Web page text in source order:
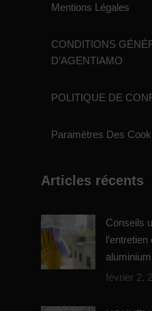
Mentions Légales
CONDITIONS
D’AGENTIAMO
POLITIQUE DE
Paramètres Des
Articles récents
Conseils
février 2,